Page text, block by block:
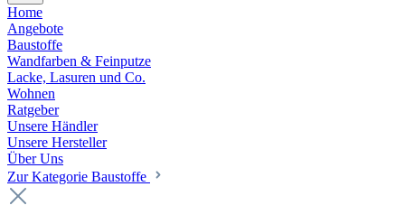
Home
Angebote
Baustoffe
Wandfarben & Feinputze
Lacke, Lasuren und Co.
Wohnen
Ratgeber
Unsere Händler
Unsere Hersteller
Über Uns
Zur Kategorie Baustoffe